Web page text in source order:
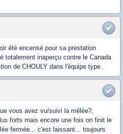
été encensé pour sa prestation
totalement inaperçu contre le Canada
de CHOULY dans l'équipe type .
vous avez vu/suivi la mêlée?,
forts mais encore une fois on finit le
fermée... c'est laissant... toujours